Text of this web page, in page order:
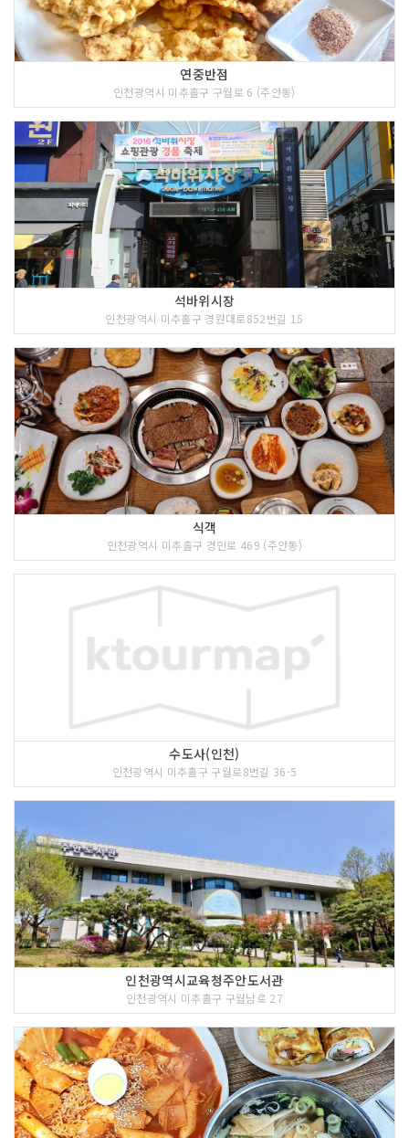
연중반점
인천광역시 미추홀구 구월로 6 (주안동)
석바위시장
인천광역시 미추홀구 경원대로852번길 15
식객
인천광역시 미추홀구 경인로 469 (주안동)
수도사(인천)
인천광역시 미추홀구 구월로8번길 36-5
인천광역시교육청주안도서관
인천광역시 미추홀구 구월남로 27